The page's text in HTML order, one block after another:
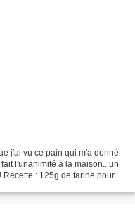
j'ai vu ce pain qui m'a donné
l'unanimité à la maison...un
: 125g de farine pour